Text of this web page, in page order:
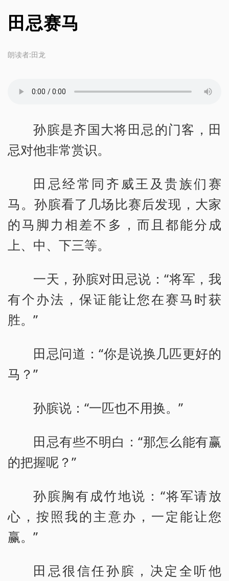
田忌赛马
朗读者:田龙
孙膑是齐国大将田忌的门客，田
忌对他非常赏识。
田忌经常同齐威王及贵族们赛
马。孙膑看了几场比赛后发现，大家
的马脚力相差不多，而且都能分成
上、中、下三等。
一天，孙膑对田忌说：“将军，我
有个办法，保证能让您在赛马时获
胜。”
田忌问道：“你是说换几匹更好的
马？”
孙膑说：“一匹也不用换。”
田忌有些不明白：“那怎么能有赢
的把握呢？”
孙膑胸有成竹地说：“将军请放
心，按照我的主意办，一定能让您
赢。”
田忌很信任孙膑，决定全听他